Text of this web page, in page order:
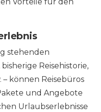
Vorteile für den
stehenden
Reisehistorie,
können Reisebüros
und Angebote
Urlaubserlebnisse